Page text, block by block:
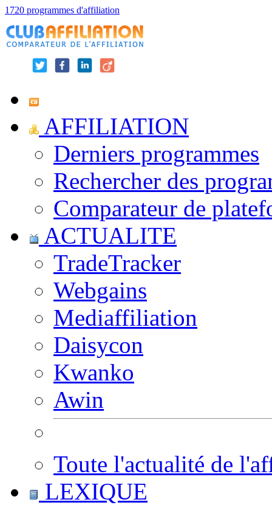
1720 programmes d'affiliation
AFFILIATION
Derniers programmes
Rechercher des
Comparateur de
ACTUALITE
TradeTracker
Webgains
Mediaffiliation
Daisycon
Kwanko
Awin
Toute l'actualité de
LEXIQUE